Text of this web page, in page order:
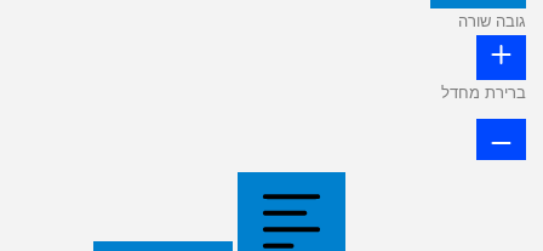
גובה שורה
ברירת מחדל